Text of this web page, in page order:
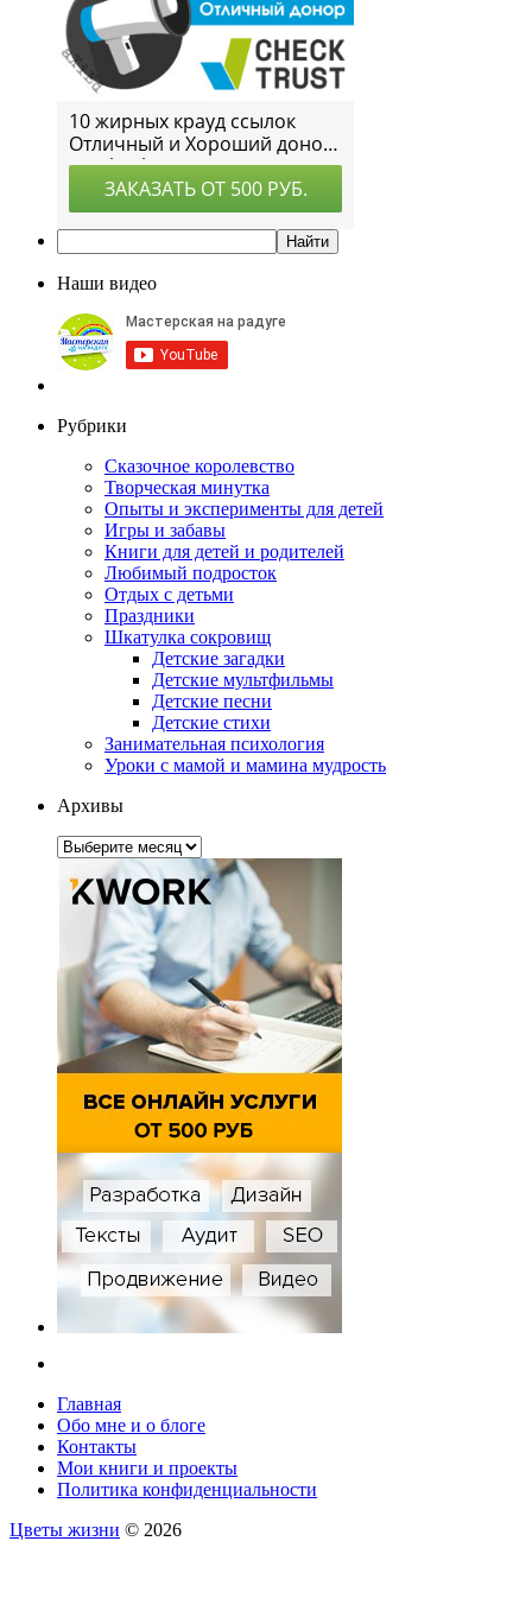
Наши видео
Рубрики
Сказочное королевство
Творческая минутка
Опыты и эксперименты для детей
Игры и забавы
Книги для детей и родителей
Любимый подросток
Отдых с детьми
Праздники
Шкатулка сокровищ
Детские загадки
Детские мультфильмы
Детские песни
Детские стихи
Занимательная психология
Уроки с мамой и мамина мудрость
Архивы
Архивы
Главная
Обо мне и о блоге
Контакты
Мои книги и проекты
Политика конфиденциальности
Цветы жизни © 2026